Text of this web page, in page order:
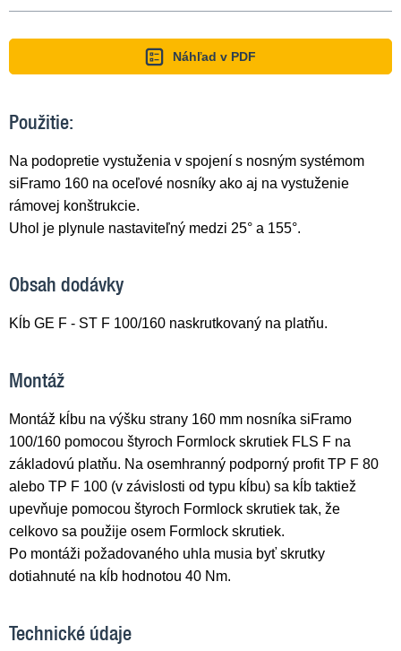
Náhľad v PDF
Použitie:
Na podopretie vystuženia v spojení s nosným systémom
siFramo 160 na oceľové nosníky ako aj na vystuženie
rámovej konštrukcie.
Uhol je plynule nastaviteľný medzi 25° a 155°.
Obsah dodávky
Kĺb GE F - ST F 100/160 naskrutkovaný na platňu.
Montáž
Montáž kĺbu na výšku strany 160 mm nosníka siFramo
100/160 pomocou štyroch Formlock skrutiek FLS F na
základovú platňu. Na osemhranný podporný profit TP F 80
alebo TP F 100 (v závislosti od typu kĺbu) sa kĺb taktiež
upevňuje pomocou štyroch Formlock skrutiek tak, že
celkovo sa použije osem Formlock skrutiek.
Po montáži požadovaného uhla musia byť skrutky
dotiahnuté na kĺb hodnotou 40 Nm.
Technické údaje